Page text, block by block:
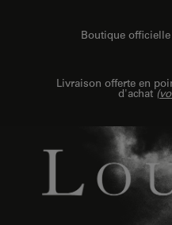
Boutique
Livraison offerte en
d'achat (